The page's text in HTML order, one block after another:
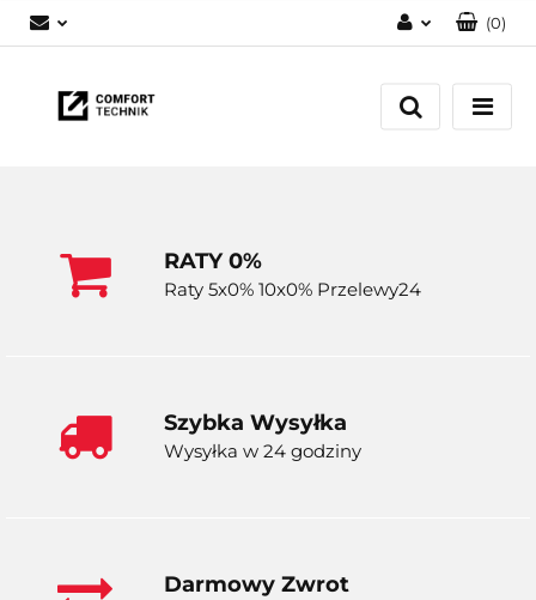
Zaloguj się
Zarejestruj się
(0)
RATY 0%
Raty 5x0% 10x0% Przelewy24
Szybka Wysyłka
Wysyłka w 24 godziny
Darmowy Zwrot